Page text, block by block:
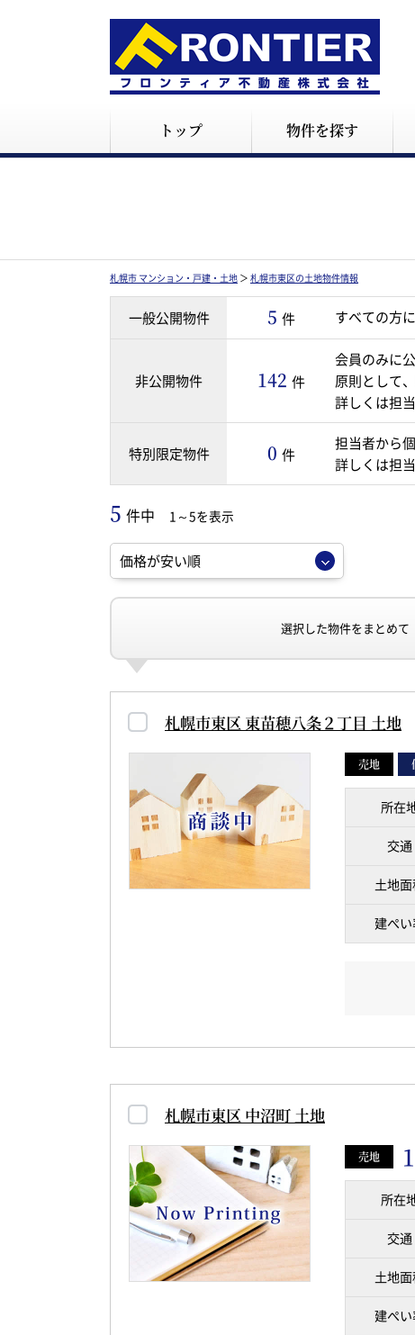
トップ 物件を探す
札幌市 マンション・戸建・土地 ＞ 札幌市東区の土地物件情報
一般公開物件 5 件 すべての方
非公開物件 142 件
会員のみに
原則として
詳しくは担
特別限定物件 0 件
担当者から
詳しくは担
5 件中 1～5を表示
選択した物件をまとめて
札幌市東区 東苗穂八条２丁目 土地
売地
所在
交通
土地
建ぺ
札幌市東区 中沼町 土地
売地
所在
交通
土地
建ぺ